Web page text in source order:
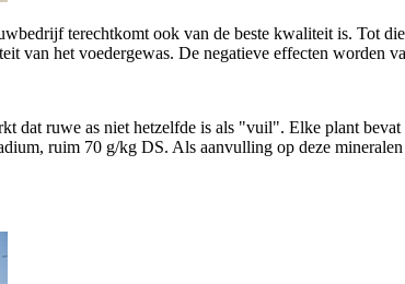
terechtkomt ook van de beste kwaliteit is. Tot
van het voedergewas. De negatieve effecten worden
dat ruwe as niet hetzelfde is als "vuil". Elke plant bevat
ruim 70 g/kg DS. Als aanvulling op deze